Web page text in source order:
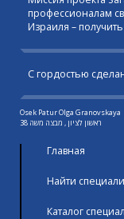
профессионалам
Израиля –
С гордостью
Osek Patur Olga Granovskaya
ראשון לציון , מבצה משה 38
Главная
Найти
Каталог